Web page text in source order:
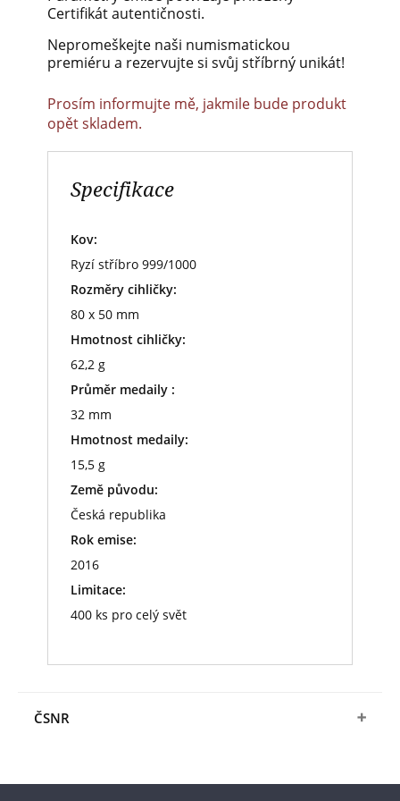
Certifikát autentičnosti.
Nepromeškejte naši numismatickou
premiéru a rezervujte si svůj stříbrný unikát!
Prosím informujte mě, jakmile bude produkt
opět skladem.
Specifikace
Kov:
Ryzí stříbro 999/1000
Rozměry cihličky:
80 x 50 mm
Hmotnost cihličky:
62,2 g
Průměr medaily :
32 mm
Hmotnost medaily:
15,5 g
Země původu:
Česká republika
Rok emise:
2016
Limitace:
400 ks pro celý svět
ČSNR
mimo Rakousko-Uhersko asi 700 000 Čechů a